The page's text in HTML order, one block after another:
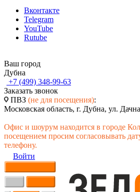
Вконтакте
Telegram
YouTube
Rutube
Ваш город
Дубна
+7 (499) 348-99-63
Заказать звонок
ПВЗ (не для посещения):
Московская область, г. Дубна, ул.
Офис и шоурум находится в городе
посещением просим согласовывать
телефону.
Войти